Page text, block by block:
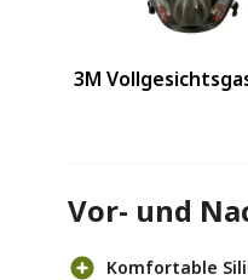
3M
Vor- und
Komfortable